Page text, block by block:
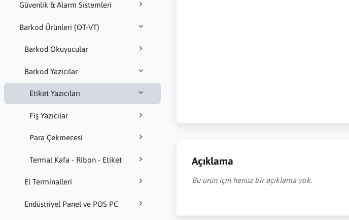
Güvenlik & Alarm Sistemleri
Barkod Ürünleri (OT-VT)
Barkod Okuyucular
Barkod Yazıcılar
Etiket Yazıcıları
Fiş Yazıcılar
Para Çekmecesi
Termal Kafa - Ribon - Etiket
El Terminalleri
Endüstriyel Panel ve POS PC
Açıklama
Bu ürün için henüz bir açıklama yok.